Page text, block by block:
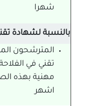
شهرا
بالنسبة لشهادة
المترشحون
تقني في
اشهر